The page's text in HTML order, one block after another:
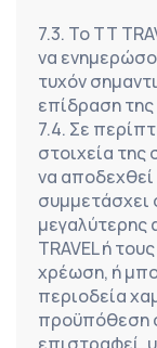
7.3. Το TT
να
τυχόν
επίδραση της
7.4. Σε
στοιχεία
να αποδεχθεί
συμμετάσχει
μεγαλύτερης
TRAVEL ή
χρέωση, ή
περιοδεία
προϋπόθεση